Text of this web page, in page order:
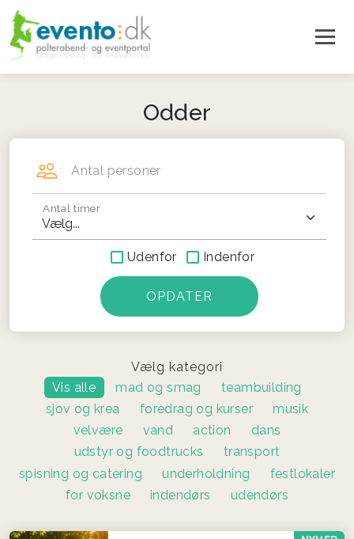
Odder
Antal personer
Antal timer
Udenfor Indenfor
Vælg kategori
Vis alle
mad og smag
teambuilding
sjov og krea
foredrag og kurser
musik
velvære
vand action
dans
udstyr og foodtrucks
transport
spisning og catering
underholdning
festlokaler
for voksne
indendørs udendørs